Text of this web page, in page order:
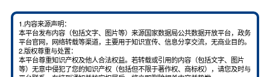
1.内容来源声明：
本平台发布内容（包括文字、图片等）来源国家数据局公共数据开放平台，政务
平台官网，网络转载等渠道，主要用于知识宣传、信息分享交流，无商业目的。
2.版权尊重与处置：
本平台尊重知识产权及他人合法权益。若转载或引用的内容（包括文字、图片
等）无意中侵犯了您的知识产权（包括但不限于著作权、商标权），请您及时与